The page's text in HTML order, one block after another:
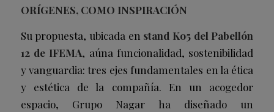
ORÍGENES, COMO INSPIRACIÓN
Su propuesta, ubicada en stand Ko5 del Pabellón
12 de IFEMA, aúna funcionalidad, sostenibilidad
y vanguardia: tres ejes fundamentales en la ética
y estética de la compañía. En un acogedor
espacio, Grupo Nagar ha diseñado un